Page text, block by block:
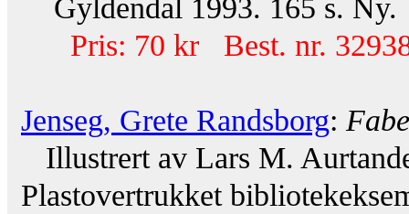
Gyldendal 1993. 165 s. Ny.
Pris: 70 kr Best. nr.
Jenseg, Grete Randsborg:
Illustrert av Lars M.
Plastovertrukket